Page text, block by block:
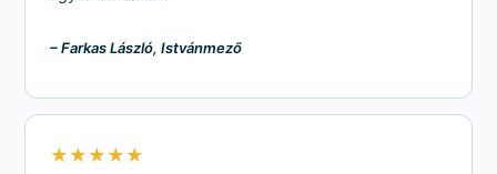
– Farkas László, Istvánmező
★★★★★